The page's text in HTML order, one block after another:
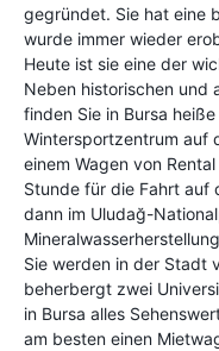
gegründet. Sie hat eine
wurde immer wieder
Heute ist sie eine der
Neben historischen und
finden Sie in Bursa
Wintersportzentrum auf
einem Wagen von
Stunde für die Fahrt auf
dann im Uludağ-
Sie werden in der Stadt
beherbergt zwei
in Bursa alles
am besten einen